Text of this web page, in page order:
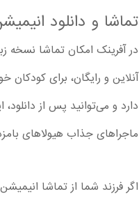
تماشا و دانلود
آنلاین و رایگان، برای
دارد و می‌توانید پس از
ماجراهای جذاب هیولاهای
اگر فرزند شما از تماشا